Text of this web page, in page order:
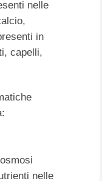
nelle
in
capelli,
nelle